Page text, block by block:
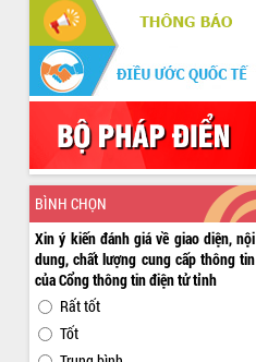
BÌNH CHỌN
Xin ý kiến đánh giá về giao diện, nội
dung, chất lượng cung cấp thông tin
của Cổng thông tin điện tử tỉnh
Rất tốt
Tốt